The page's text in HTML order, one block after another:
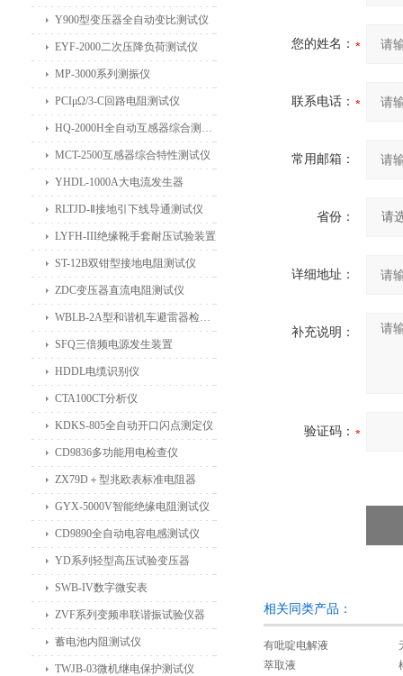
您的姓名：
联系电话：
常用邮箱：
省份：
详细地址：
补充说明：
验证码：
相关同类产品：
有吡啶电解液
萃取液
Y900型变压器全自动变比测试仪
EYF-2000二次压降负荷测试仪
MP-3000系列测振仪
PCIμΩ/3-C回路电阻测试仪
HQ-2000H全自动互感器综合测试仪
MCT-2500互感器综合特性测试仪
YHDL-1000A大电流发生器
RLTJD-Ⅱ接地引下线导通测试仪
LYFH-III绝缘靴手套耐压试验装置
ST-12B双钳型接地电阻测试仪
ZDC变压器直流电阻测试仪
WBLB-2A型和谐机车避雷器检测仪
SFQ三倍频电源发生装置
HDDL电缆识别仪
CTA100CT分析仪
KDKS-805全自动开口闪点测定仪
CD9836多功能用电检查仪
ZX79D＋型兆欧表标准电阻器
GYX-5000V智能绝缘电阻测试仪
CD9890全自动电容电感测试仪
YD系列轻型高压试验变压器
SWB-IV数字微安表
ZVF系列变频串联谐振试验仪器
蓄电池内阻测试仪
TWJB-03微机继电保护测试仪